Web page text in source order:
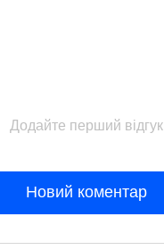
Додайте перший відгук
Новий коментар